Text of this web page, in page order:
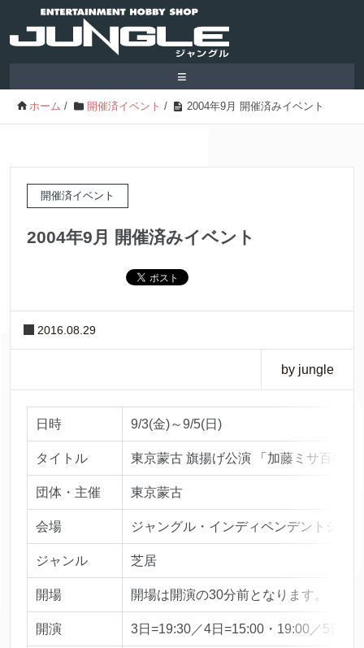
≡
ホーム / 開催済イベント / 2004年9月 開催済みイベント
開催済イベント
2004年9月 開催済みイベント
2016.08.29
by jungle
日時 9/3(金)～9/5(日)
タイトル 東京蒙古 旗揚げ公演 「加藤ミサ百物語
団体・主催 東京蒙古
会場 ジャングル・インディペンデントシア
ジャンル 芝居
開場 開場は開演の30分前となります。
開演 3日=19:30／4日=15:00・19:00／5日